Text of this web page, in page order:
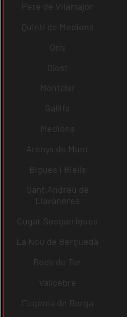
Pere de Vilamajor
Quintí de Mediona
Orís
Olost
Montclar
Gallifa
Mediona
Arenys de Munt
Bigues i Riells
Sant Andreu de
Llavaneres
Cugat Sesgarrigues
La Nou de Berguedà
Roda de Ter
Vallcebre
Eugènia de Berga